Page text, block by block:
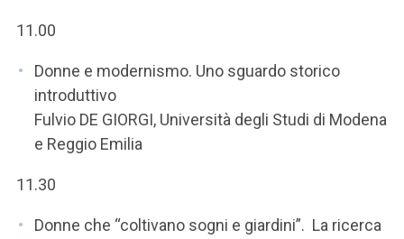
11.00
Donne e modernismo. Uno sguardo storico
introduttivo
Fulvio DE GIORGI, Università degli Studi di Modena
e Reggio Emilia
11.30
Donne che “coltivano sogni e giardini”. La ricerca